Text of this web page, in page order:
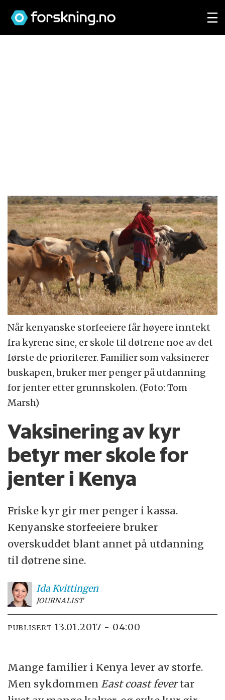
Når kenyanske storfeeiere får høyere inntekt
fra kyrene sine, er skole til døtrene noe av det
første de prioriterer. Familier som vaksinerer
buskapen, bruker mer penger på utdanning
for jenter etter grunnskolen. (Foto: Tom
Marsh)
Vaksinering av kyr
betyr mer skole for
jenter i Kenya
Friske kyr gir mer penger i kassa.
Kenyanske storfeeiere bruker
overskuddet blant annet på utdanning
til døtrene sine.
IdaKvittingen
JOURNALIST
PUBLISERT 13.01.2017 - 04:00
Mange familier i Kenya lever av storfe.
Men sykdommen East coast fevertar